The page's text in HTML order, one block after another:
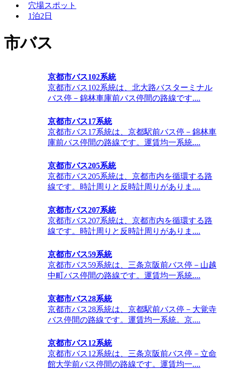
穴場スポット
1泊2日
市バス
京都市バス102系統
京都市バス102系統は、北大路バスターミナル
バス停－錦林車庫前バス停間の路線です....
京都市バス17系統
京都市バス17系統は、京都駅前バス停－錦林車
庫前バス停間の路線です。運賃均一系統....
京都市バス205系統
京都市バス205系統は、京都市内を循環する路
線です。時計周りと反時計周りがありま....
京都市バス207系統
京都市バス207系統は、京都市内を循環する路
線です。時計周りと反時計周りがありま....
京都市バス59系統
京都市バス59系統は、三条京阪前バス停－山越
中町バス停間の路線です。運賃均一系統....
京都市バス28系統
京都市バス28系統は、京都駅前バス停－大覚寺
バス停間の路線です。運賃均一系統。京....
京都市バス12系統
京都市バス12系統は、三条京阪前バス停－立命
館大学前バス停間の路線です。運賃均一....